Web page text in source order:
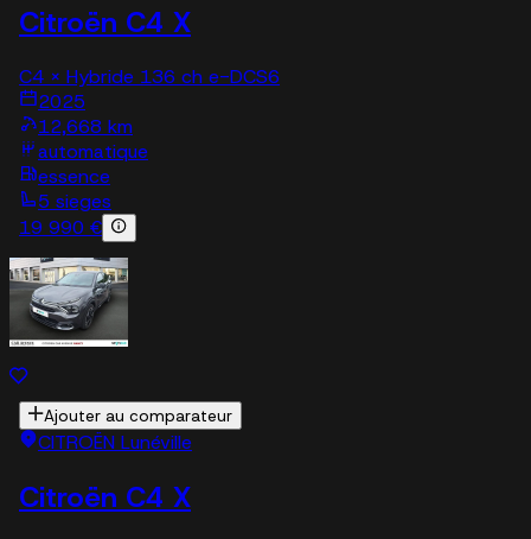
Citroën C4 X
C4 X Hybride 136 ch e-DCS6
2025
12,668 km
automatique
essence
5 sieges
19 990 €
Ajouter au comparateur
CITROËN Lunéville
Citroën C4 X